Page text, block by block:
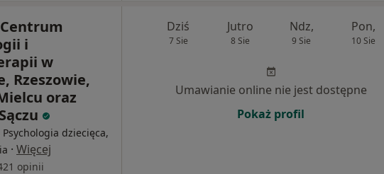
i
w
Rzeszowie,
oraz
dziecięca,
· Więcej
opinii
Dziś
7 Sie
Jutro
8 Sie
Ndz,
9 Sie
Pon,
10 Sie
Umawianie online nie jest dostępne
Pokaż profil